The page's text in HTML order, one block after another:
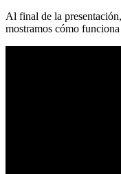
Al final de la
mostramos cómo